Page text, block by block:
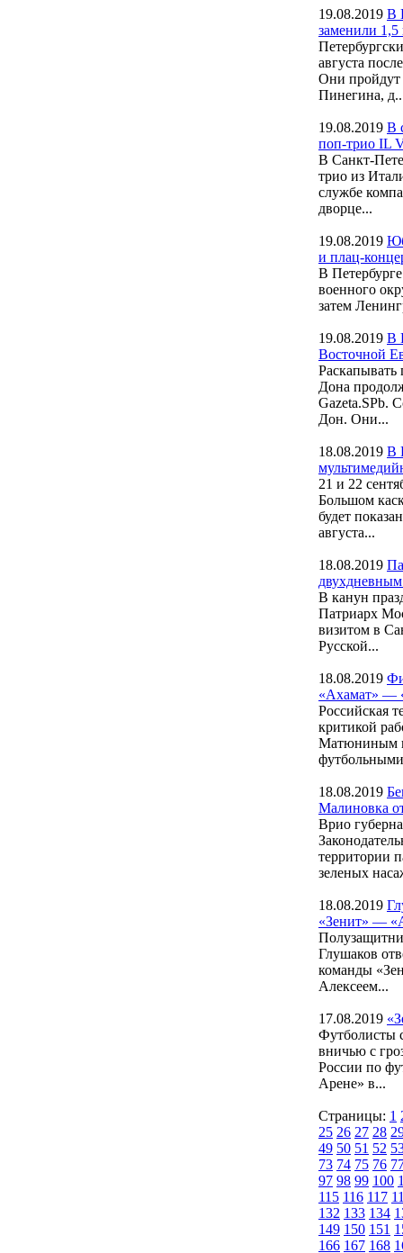
19.08.2019 В
заменили 1,5
августа
Они пройдут
Пинегина,
19.08.2019 В
поп-трио IL
В Санкт-
трио из
службе
дворце...
19.08.2019
и плац-
В
военного
затем
19.08.2019 В
Восточной
Раскапывать
Дона
Gazeta.SPb.
Дон. Они...
18.08.2019 В
21 и 22
Большом
будет
августа...
18.08.2019
В канун
Патриарх
визитом в
Русской...
18.08.2019
«Ахамат» —
Российская
критикой
Матюниным
18.08.2019
Малиновка
Врио
территории
зеленых
18.08.2019
«Зенит» —
Глушаков
команды
Алексеем...
17.08.2019
Футболисты
вничью с
России по
Арене» в...
Страницы: 1
25 26 27 28
49 50 51 52
73 74 75 76
97 98 99 100
115 116 117
132 133 134
149 150 151
166 167 168